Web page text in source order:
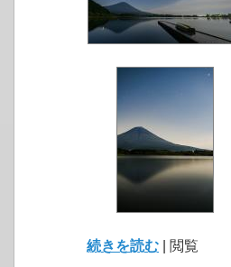
続きを読む | 閲覧